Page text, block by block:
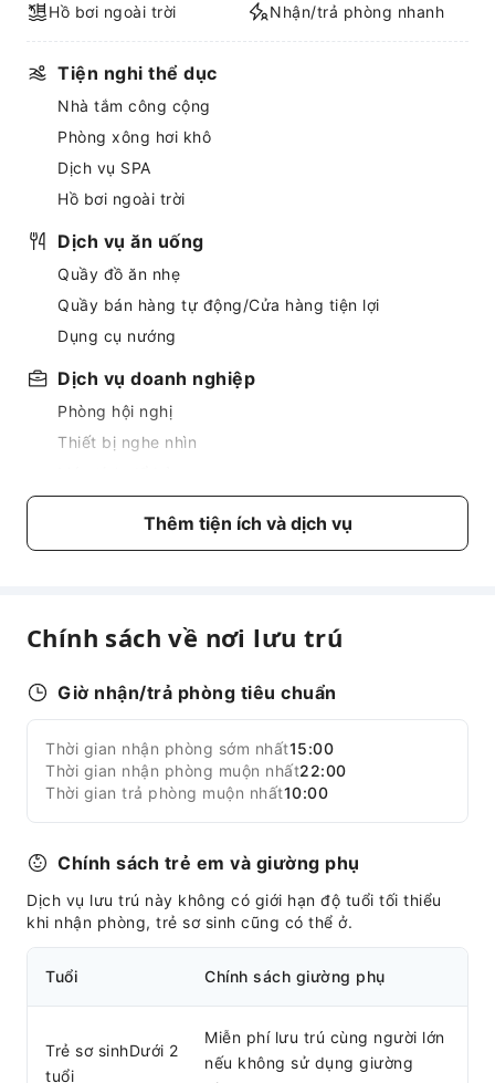
Hồ bơi ngoài trời
Nhận/trả phòng nhanh
Tiện nghi thể dục
Nhà tắm công cộng
Phòng xông hơi khô
Dịch vụ SPA
Hồ bơi ngoài trời
Dịch vụ ăn uống
Quầy đồ ăn nhẹ
Quầy bán hàng tự động/Cửa hàng tiện lợi
Dụng cụ nướng
Dịch vụ doanh nghiệp
Phòng hội nghị
Thiết bị nghe nhìn
Cơ sở vật chất dành cho trẻ em
Bữa ăn cho trẻ em
Tiện nghi thể thao
Cưỡi ngựa
Sân quần vợt
Tiện nghi khu vực chung
Wi-Fi công cộng
Vườn
Bếp dùng chung
Khu vực hút thuốc
Bãi đỗ xe
Trạm sạc xe điện
Khu vực dành cho thú cưng (không cần dây dắt)
Bát cho thú cưng
Khu vực đậu xe đạp
Mở rộng tất cả
Thêm tiện ích và dịch vụ
Chính sách về nơi lưu trú
Giờ nhận/trả phòng tiêu chuẩn
Thời gian nhận phòng sớm nhất15:00
Thời gian nhận phòng muộn nhất22:00
Thời gian trả phòng muộn nhất10:00
Chính sách trẻ em và giường phụ
Dịch vụ lưu trú này không có giới hạn độ tuổi tối thiểu
khi nhận phòng, trẻ sơ sinh cũng có thể ở.
Tuổi Chính sách giường phụ
Trẻ sơ sinhDưới 2
tuổi
Miễn phí lưu trú cùng người lớn
nếu không sử dụng giường